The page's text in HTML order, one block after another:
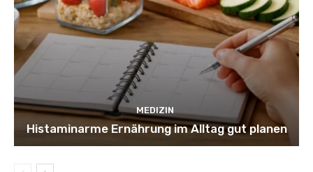
MEDIZIN
Histaminarme Ernährung im Alltag gut planen